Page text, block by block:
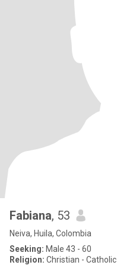
Fabiana, 53
Neiva, Huila, Colombia
Seeking: Male 43 - 60
Religion: Christian - Catholic